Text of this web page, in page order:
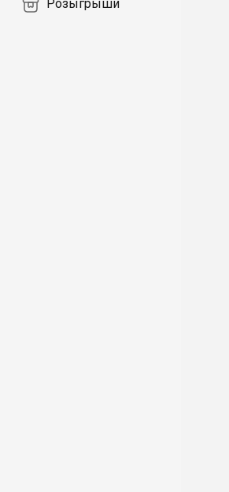
Розыгрыши